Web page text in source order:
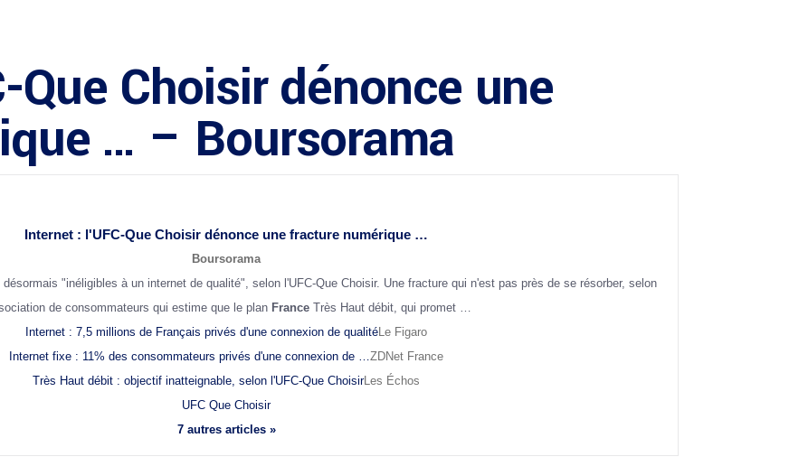
Que Choisir dénonce une
… – Boursorama
Internet : l'UFC-Que Choisir dénonce une fracture numérique …
Boursorama
"inéligibles à un internet de qualité", selon l'UFC-Que Choisir. Une fracture qui n'est pas près de se résorber, selon
de consommateurs qui estime que le plan France Très Haut débit, qui promet …
Internet : 7,5 millions de Français privés d'une connexion de qualitéLe Figaro
Internet fixe : 11% des consommateurs privés d'une connexion de …ZDNet France
Très Haut débit : objectif inatteignable, selon l'UFC-Que ChoisirLes Échos
UFC Que Choisir
7 autres articles »